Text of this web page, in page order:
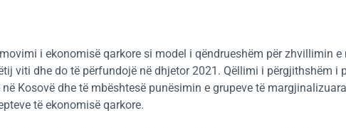
i ekonomisë qarkore si model i qëndrueshëm për zhvillimin
viti dhe do të përfundojë në dhjetor 2021. Qëllimi i përgjithshëm i
Kosovë dhe të mbështesë punësimin e grupeve të
të ekonomisë qarkore.